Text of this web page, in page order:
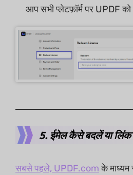
आप सभी प्लेटफ़ॉर्म पर UPDF
5. ईमेल कैसे बदलें या
सबसे पहले, UPDF.comके माध्यम